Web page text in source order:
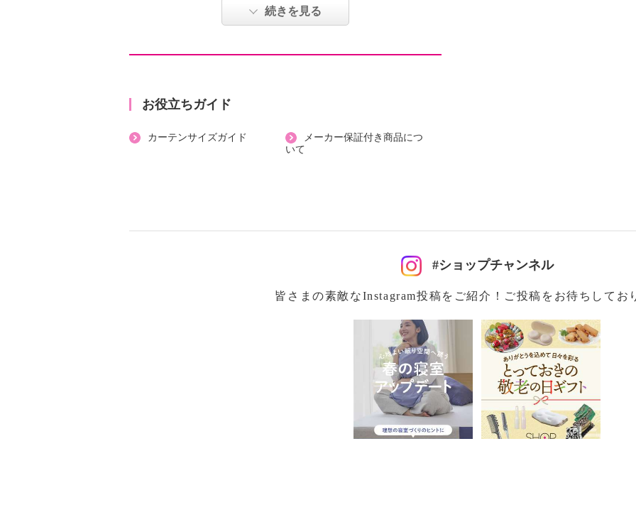
首部分に少し出っ張りがある、特殊レッジ形状もポイント。
するので、“少し高いかな“と感じた方は、調整シートを抜い
洗濯機で洗えるので、汗をかきやすい季節も清潔に使えます
詰物＝ポリエステル１００％
・本体：約横６３×縦４１×マチ７ｃｍ（エアーサイクロン、
続きを見る
お役立ちガイド
カーテンサイズガイド
メーカー保証付き商品につ
いて
#ショップチャンネル
皆さまの素敵なInstagram投稿をご紹介！ご投稿をお待ちしてお